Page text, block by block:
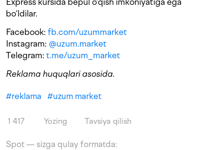
bo‘ldilar.
Facebook: fb.com/uzummarket
Instagram: @uzum.market
Telegram: t.me/uzum_market
Reklama huquqlari asosida.
#reklama #uzum market
1 417 Yozing Tavsiya qilish
Spot — sizga qulay formatda: